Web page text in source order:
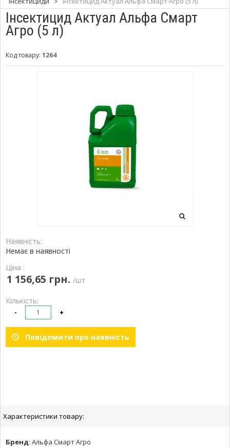
Інсектицид Актуал Альфа Смарт
Агро (5 л)
Код товару: 1264
Наявність:
Немає в наявності
Ціна :
1 156,65 грн. /шт
Кількість:
- +
Повідомити про наявність
Характеристики товару:
Бренд: Альфа Смарт Агро